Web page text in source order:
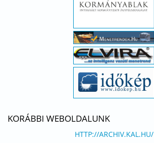
KORÁBBI WEBOLDALUNK
HTTP://ARCHIV.KAL.HU/